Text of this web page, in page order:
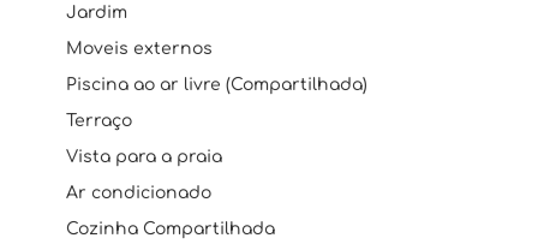
Jardim
Moveis externos
Piscina ao ar livre (Compartilhada)
Terraço
Vista para a praia
Ar condicionado
Cozinha Compartilhada